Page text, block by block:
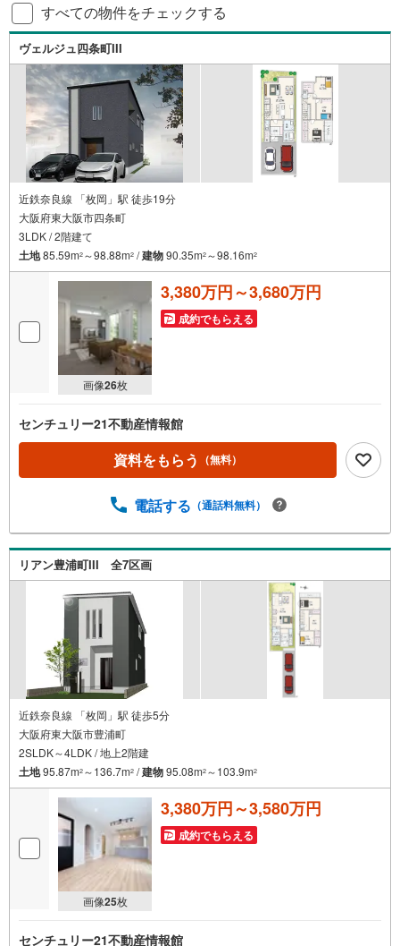
すべての物件をチェックする
ヴェルジュ四条町III
近鉄奈良線 「枚岡」駅 徒歩19分
大阪府東大阪市四条町
3LDK / 2階建て
土地85.59m2 ～98.88m2 /建物90.35m2 ～98.16m2
画像26枚
3,380万円～3,680万円
成約でもらえる
センチュリー21不動産情報館
資料をもらう （無料）
電話する （通話料無料）
リアン豊浦町III 全7区画
近鉄奈良線 「枚岡」駅 徒歩5分
大阪府東大阪市豊浦町
2SLDK～4LDK / 地上2階建
土地95.87m2 ～136.7m2 /建物95.08m2 ～103.9m2
画像25枚
3,380万円～3,580万円
成約でもらえる
センチュリー21不動産情報館